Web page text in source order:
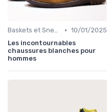
Baskets et Sneakers • 10/01/2025
Les incontournables
chaussures blanches pour
hommes